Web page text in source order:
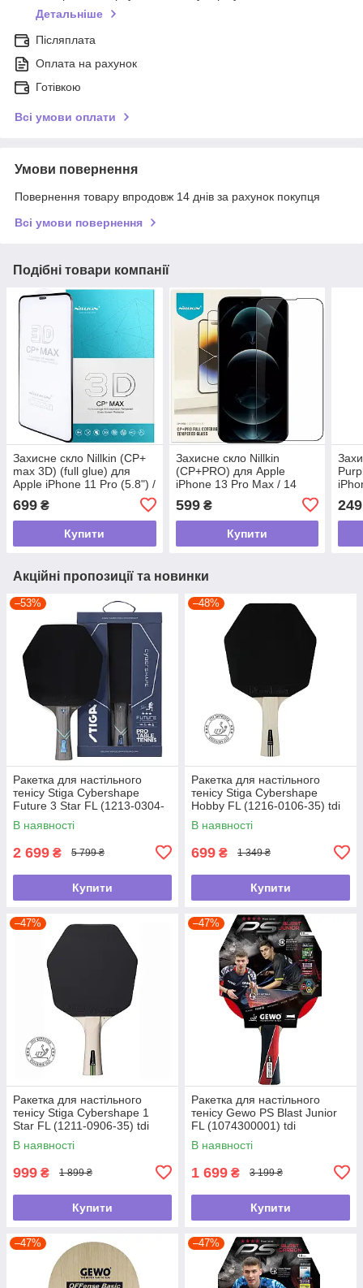
Детальніше
Післяплата
Оплата на рахунок
Готівкою
Всі умови оплати
Умови повернення
Повернення товару впродовж 14 днів за рахунок покупця
Всі умови повернення
Подібні товари компанії
Захисне скло Nillkin (CP+
max 3D) (full glue) для
Apple iPhone 11 Pro (5.8") /
X (5.8")/XS (5.8") Чорний
yk07 tdi
699 ₴
Купити
Захисне скло Nillkin
(CP+PRO) для Apple
iPhone 13 Pro Max / 14
Plus (6.7") Чорний yk07 tdi
599₴
Купити
249
Акційні пропозиції та новинки
–53%
Ракетка для настільного
тенісу Stiga Cybershape
Future 3 Star FL (1213-0304-
35) tdi
В наявності
2 699 ₴ 5 799 ₴
Купити
–48%
Ракетка для настільного
тенісу Stiga Cybershape
Hobby FL (1216-0106-35) tdi
В наявності
699 ₴ 1 349 ₴
Купити
–47%
Ракетка для настільного
тенісу Stiga Cybershape 1
Star FL (1211-0906-35) tdi
В наявності
999 ₴ 1 899 ₴
Купити
–47%
Ракетка для настільного
тенісу Gewo PS Blast Junior
FL (1074300001) tdi
В наявності
1 699 ₴ 3 199 ₴
Купити
–47% –47%